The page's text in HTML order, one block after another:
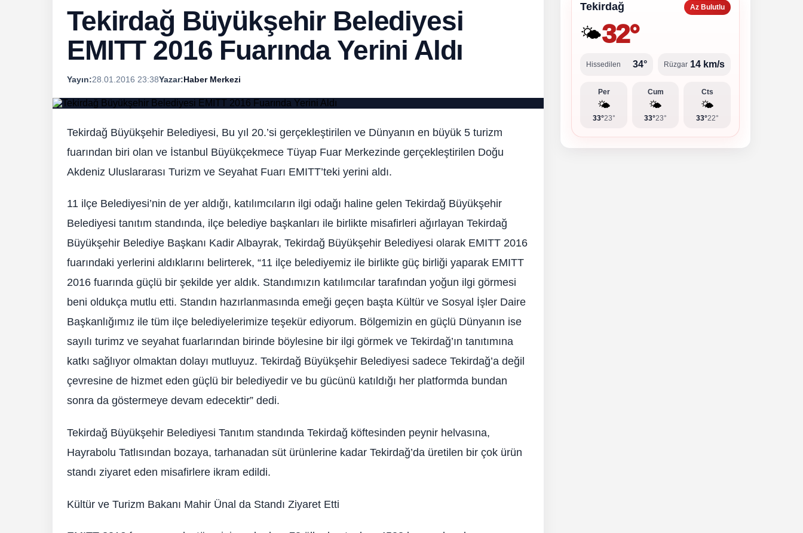
Tekirdağ Büyükşehir Belediyesi
EMITT 2016 Fuarında Yerini Aldı
Yayın:28.01.2016 23:38Yazar:Haber Merkezi
Tekirdağ Büyükşehir Belediyesi, Bu yıl 20.’si gerçekleştirilen ve Dünyanın en büyük 5 turizm
fuarından biri olan ve İstanbul Büyükçekmece Tüyap Fuar Merkezinde gerçekleştirilen Doğu
Akdeniz Uluslararası Turizm ve Seyahat Fuarı EMITT’teki yerini aldı.
11 ilçe Belediyesi’nin de yer aldığı, katılımcıların ilgi odağı haline gelen Tekirdağ Büyükşehir
Belediyesi tanıtım standında, ilçe belediye başkanları ile birlikte misafirleri ağırlayan Tekirdağ
Büyükşehir Belediye Başkanı Kadir Albayrak, Tekirdağ Büyükşehir Belediyesi olarak EMITT 2016
fuarındaki yerlerini aldıklarını belirterek, “11 ilçe belediyemiz ile birlikte güç birliği yaparak EMITT
2016 fuarında güçlü bir şekilde yer aldık. Standımızın katılımcılar tarafından yoğun ilgi görmesi
beni oldukça mutlu etti. Standın hazırlanmasında emeği geçen başta Kültür ve Sosyal İşler Daire
Başkanlığımız ile tüm ilçe belediyelerimize teşekür ediyorum. Bölgemizin en güçlü Dünyanın ise
sayılı turimz ve seyahat fuarlarından birinde böylesine bir ilgi görmek ve Tekirdağ’ın tanıtımına
katkı sağlıyor olmaktan dolayı mutluyuz. Tekirdağ Büyükşehir Belediyesi sadece Tekirdağ’a değil
çevresine de hizmet eden güçlü bir belediyedir ve bu gücünü katıldığı her platformda bundan
sonra da göstermeye devam edecektir” dedi.
Tekirdağ Büyükşehir Belediyesi Tanıtım standında Tekirdağ köftesinden peynir helvasına,
Hayrabolu Tatlısından bozaya, tarhanadan süt ürünlerine kadar Tekirdağ’da üretilen bir çok ürün
standı ziyaret eden misafirlere ikram edildi.
Kültür ve Turizm Bakanı Mahir Ünal da Standı Ziyaret Etti
Tekirdağ Az Bulutlu
🌤️32°
Hissedilen 34° Rüzgar 14 km/s
Per
🌤️
33°23°
Cum
🌤️
33°23°
Cts
🌤️
33°22°